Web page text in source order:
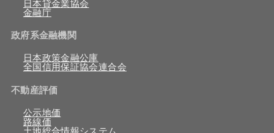
日本貸金業協会
金融庁
政府系金融機関
日本政策金融公庫
全国信用保証協会連合会
不動産評価
公示地価
路線価